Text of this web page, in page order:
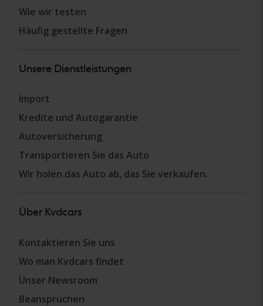
Wie wir testen
Häufig gestellte Fragen
Unsere Dienstleistungen
Import
Kredite und Autogarantie
Autoversicherung
Transportieren Sie das Auto
Wir holen das Auto ab, das Sie verkaufen.
Über Kvdcars
Kontaktieren Sie uns
Wo man Kvdcars findet
Unser Newsroom
Beanspruchen